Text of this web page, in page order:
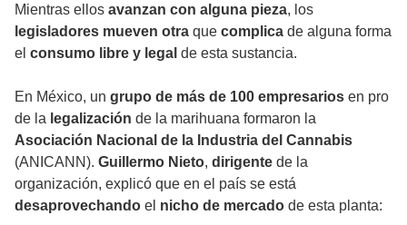
Mientras ellos avanzan con alguna pieza, los
legisladores mueven otra que complica de alguna forma
el consumo libre y legal de esta sustancia.
En México, un grupo de más de 100 empresarios en pro
de la legalización de la marihuana formaron la
Asociación Nacional de la Industria del Cannabis
(ANICANN). Guillermo Nieto, dirigente de la
organización, explicó que en el país se está
desaprovechando el nicho de mercado de esta planta: